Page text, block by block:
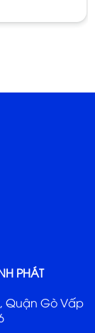
trực tiếp của
PHÁT
Quận Gò Vấp